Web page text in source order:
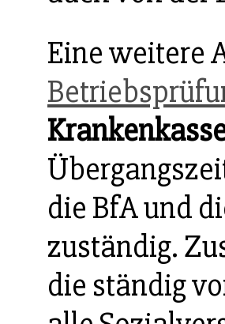
Eine weitere
die BfA und
zuständig.
die ständig